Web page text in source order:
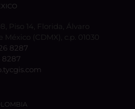
Piso 14, Florida, Álvaro
(CDMX), c.p. 01030
8287
8287